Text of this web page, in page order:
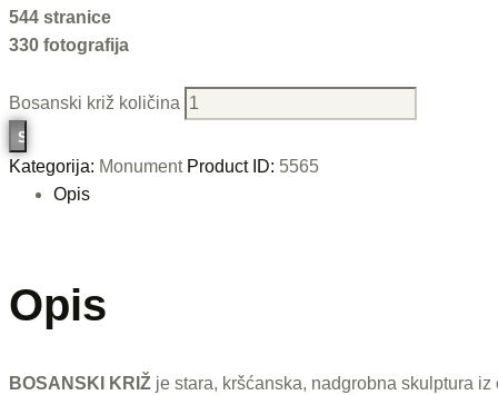
544 stranice
330 fotografija
Bosanski križ količina
Kategorija: Monument Product ID: 5565
Opis
Opis
BOSANSKI KRIŽ je stara, kršćanska, nadgrobna skulptura